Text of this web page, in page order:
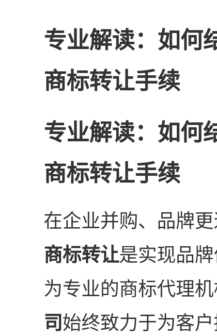
专业解读：如何
商标转让手续
专业解读：如何
商标转让手续
在企业并购、品牌
商标转让是实现品
为专业的商标代理
司始终致力于为客